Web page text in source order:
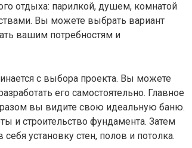
отдыха: парилкой, душем, комнатой
Вы можете выбрать вариант
вашим потребностям и
с выбора проекта. Вы можете
его самостоятельно. Главное
вы видите свою идеальную баню.
и строительство фундамента. Затем
установку стен, полов и потолка.